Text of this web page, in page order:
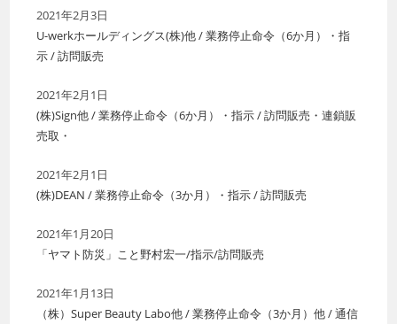
2021年2月3日
U-werkホールディングス(株)他 / 業務停止命令（6か月）・指
示 / 訪問販売
2021年2月1日
(株)Sign他 / 業務停止命令（6か月）・指示 / 訪問販売・連鎖販
売取・
2021年2月1日
(株)DEAN / 業務停止命令（3か月）・指示 / 訪問販売
2021年1月20日
「ヤマト防災」こと野村宏一/指示/訪問販売
2021年1月13日
（株）Super Beauty Labo他 / 業務停止命令（3か月）他 / 通信